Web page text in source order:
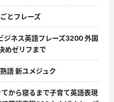
とフレーズ
ジネス英語フレーズ3200 外国
めゼリフまで
語 新ユメジュク
てから寝るまで子育て英語表現